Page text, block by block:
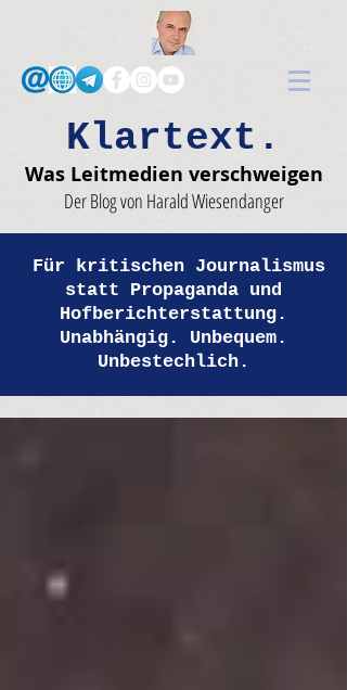
Klartext.
Was Leitmedien verschweigen
Der Blog von Harald Wiesendanger
Für kritischen Journalismus
statt Propaganda und
Hofberichterstattung.
Unabhängig. Unbequem.
Unbestechlich.